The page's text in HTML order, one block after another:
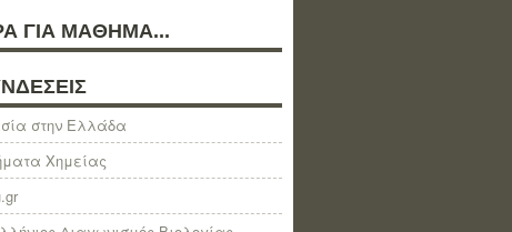
ΓΙΑ ΜΑΘΗΜΑ...
στην Ελλάδα
Χημείας